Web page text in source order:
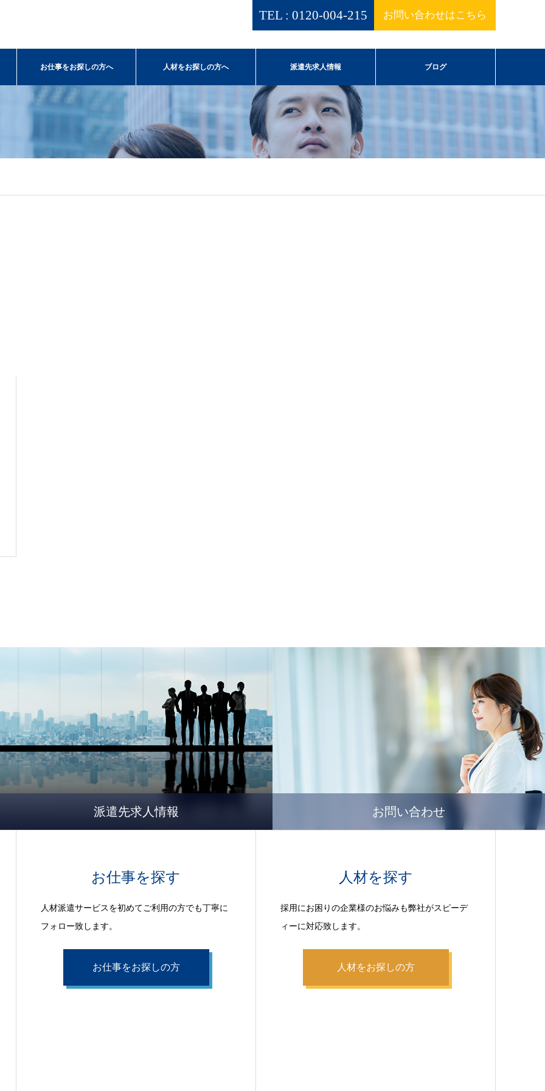
TEL : 0120-004-215 お問い合わせはこちら
お仕事をお探しの方へ 人材をお探しの方へ 派遣先求人情報 ブログ
派遣先求人情報 お問い合わせ
お仕事を探す
人材派遣サービスを初めてご利用の方でも丁寧に
フォロー致します。
お仕事をお探しの方
人材を探す
採用にお困りの企業様のお悩みも弊社がスピーデ
ィーに対応致します。
人材をお探しの方